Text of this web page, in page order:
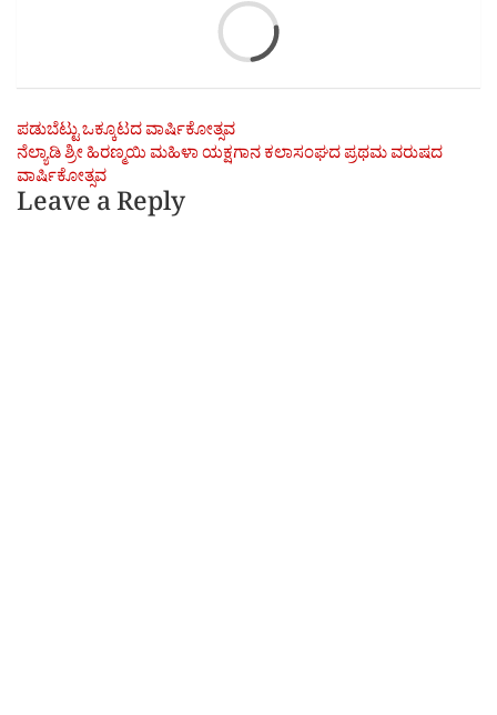
Post
navigation
ಪಡುಬೆಟ್ಟು ಒಕ್ಕೂಟದ ವಾರ್ಷಿಕೋತ್ಸವ
ನೆಲ್ಯಾಡಿ ಶ್ರೀ ಹಿರಣ್ಮಯಿ ಮಹಿಳಾ ಯಕ್ಷಗಾನ ಕಲಾಸಂಘದ ಪ್ರಥಮ ವರುಷದ
ವಾರ್ಷಿಕೋತ್ಸವ
Leave a Reply